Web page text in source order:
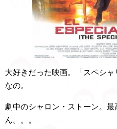
大好きだった映画。「スペシ
なの。
劇中のシャロン・ストーン。
ん。。。